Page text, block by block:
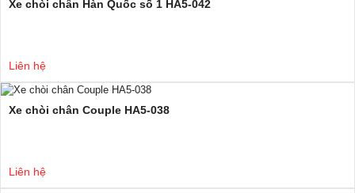
Xe chòi chân Hàn Quốc số 1 HA5-042
Liên hệ
Xe chòi chân Couple HA5-038
Liên hệ